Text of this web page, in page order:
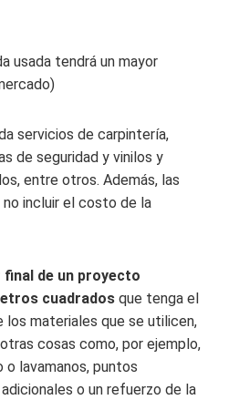
usada tendrá un mayor
servicios de carpintería,
de seguridad y vinilos y
entre otros. Además, las
incluir el costo de la
final de un proyecto
cuadrados que tenga el
los materiales que se utilicen,
cosas como, por ejemplo,
lavamanos, puntos
o un refuerzo de la